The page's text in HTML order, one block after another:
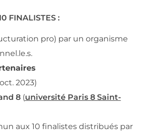
FINALISTES :
pro) par un organisme
2023)
8(université Paris 8 Saint-
aux 10 finalistes distribués par